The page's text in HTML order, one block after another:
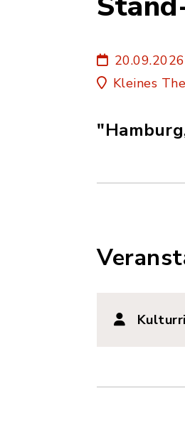
20.09.2026
Kleines